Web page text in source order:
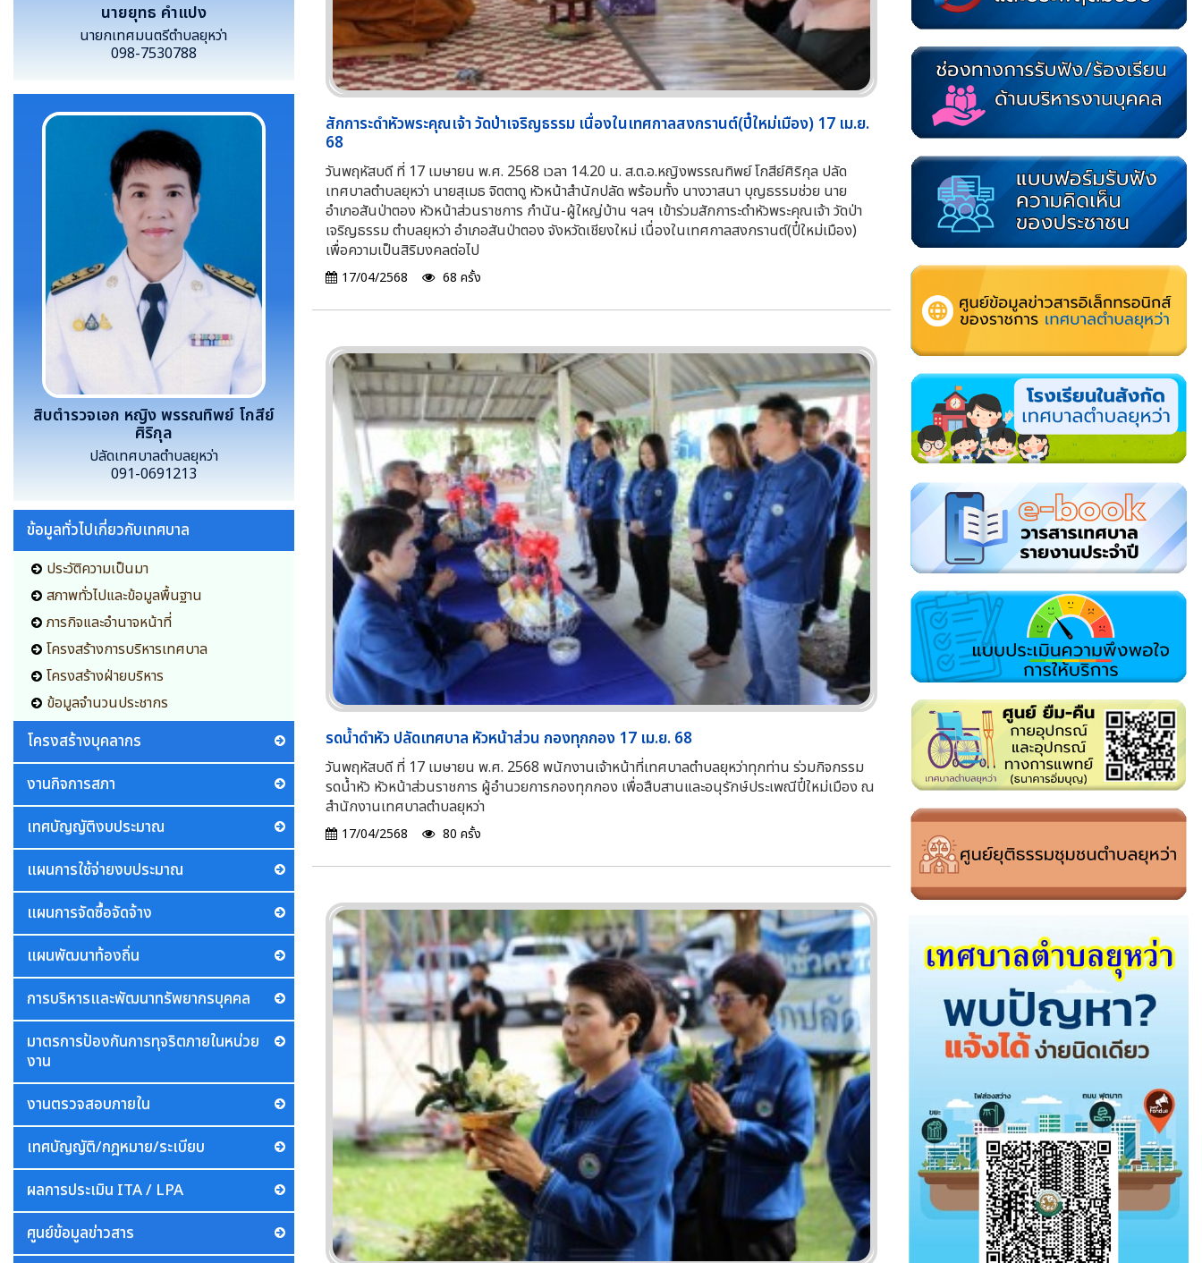
นายยุทธ คำแปง
นายกเทศมนตรีตำบลยุหว่า
098-7530788
สิบตำรวจเอก หญิง พรรณทิพย์ โกสีย์
ศิริกุล
ปลัดเทศบาลตำบลยุหว่า
091-0691213
ข้อมูลทั่วไปเกี่ยวกับเทศบาล
ประวัติความเป็นมา
สภาพทั่วไปและข้อมูลพื้นฐาน
ภารกิจและอำนาจหน้าที่
โครงสร้างการบริหารเทศบาล
โครงสร้างฝ่ายบริหาร
ข้อมูลจำนวนประชากร
โครงสร้างบุคลากร
งานกิจการสภา
เทศบัญญัติงบประมาณ
แผนการใช้จ่ายงบประมาณ
แผนการจัดซื้อจัดจ้าง
แผนพัฒนาท้องถิ่น
การบริหารและพัฒนาทรัพยากรบุคคล
มาตรการป้องกันการทุจริตภายในหน่วย
งาน
งานตรวจสอบภายใน
เทศบัญญัติ/กฎหมาย/ระเบียบ
ผลการประเมิน ITA / LPA
ศูนย์ข้อมูลข่าวสาร
สักการะดำหัวพระคุณเจ้า วัดป่าเจริญธรรม เนื่องในเทศกาลสงกรานต์(ปี๋ใหม่เมือง) 17 เม.ย.
68
วันพฤหัสบดี ที่ 17 เมษายน พ.ศ. 2568 เวลา 14.20 น. ส.ต.อ.หญิงพรรณทิพย์ โกสีย์ศิริกุล ปลัด
เทศบาลตำบลยุหว่า นายสุเมธ จิตตาดู หัวหน้าสำนักปลัด พร้อมทั้ง นางวาสนา บุญธรรมช่วย นาย
อำเภอสันป่าตอง หัวหน้าส่วนราชการ กำนัน-ผู้ใหญ่บ้าน ฯลฯ เข้าร่วมสักการะดำหัวพระคุณเจ้า วัดป่า
เจริญธรรม ตำบลยุหว่า อำเภอสันป่าตอง จังหวัดเชียงใหม่ เนื่องในเทศกาลสงกรานต์(ปี๋ใหม่เมือง)
เพื่อความเป็นสิริมงคลต่อไป
17/04/2568 68 ครั้ง
รดน้ำดำหัว ปลัดเทศบาล หัวหน้าส่วน กองทุกกอง 17 เม.ย. 68
วันพฤหัสบดี ที่ 17 เมษายน พ.ศ. 2568 พนักงานเจ้าหน้าที่เทศบาลตำบลยุหว่าทุกท่าน ร่วมกิจกรรม
รดน้ำหัว หัวหน้าส่วนราชการ ผู้อำนวยการกองทุกกอง เพื่อสืบสานและอนุรักษ์ประเพณีปี๋ใหม่เมือง ณ
สำนักงานเทศบาลตำบลยุหว่า
17/04/2568 80 ครั้ง